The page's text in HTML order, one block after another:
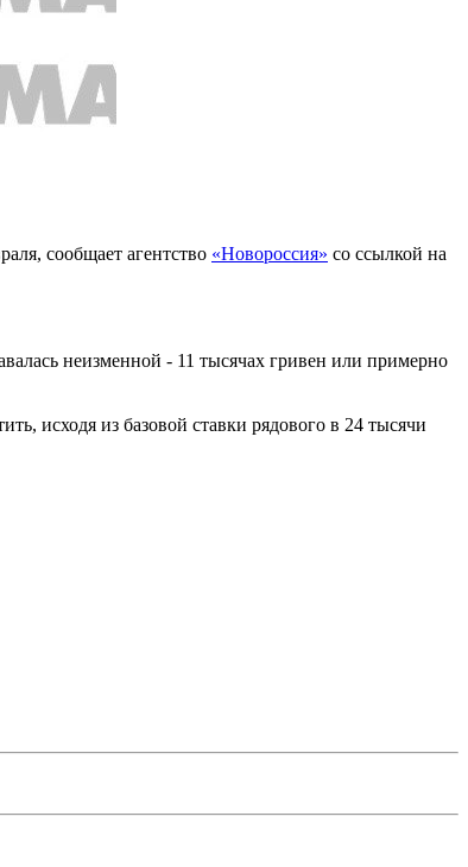
сообщает агентство «Новороссия» со ссылкой на
неизменной - 11 тысячах гривен или примерно
исходя из базовой ставки рядового в 24 тысячи